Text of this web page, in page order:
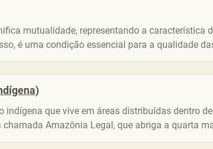
mutualidade, representando a característica
é uma condição essencial para a qualidade
indígena que vive em áreas distribuídas dentro
chamada Amazônia Legal, que abriga a quarta